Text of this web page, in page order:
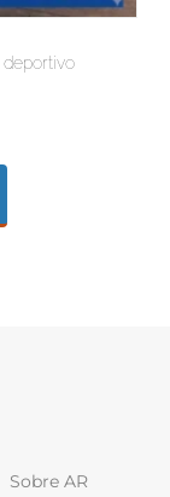
Sobre AR